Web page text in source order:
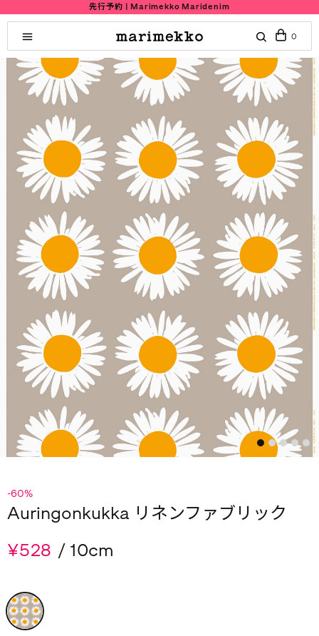
先行予約 | Marimekko Maridenim
0
-60%
Auringonkukka リネンファブリック
¥528 / 10cm